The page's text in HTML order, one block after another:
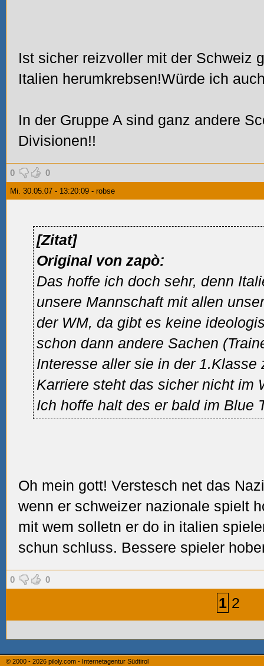
Ist sicher reizvoller mit der Schweiz
Italien herumkrebsen!Würde ich
In der Gruppe A sind ganz andere
Divisionen!!
0 0
Mi. 30.05.07 - 13:20:09 - robse
[Zitat]
Original von zapò:
Das hoffe ich doch sehr, denn
unsere Mannschaft mit allen
der WM, da gibt es keine
schon dann andere Sachen
Interesse aller sie in der 1.Klasse
Karriere steht das sicher nicht im
Ich hoffe halt des er bald im Blue
Oh mein gott! Verstesch net das
wenn er schweizer nazionale spielt
mit wem solletn er do in italien
schun schluss. Bessere spieler
0 0
1 2
© 2000 - 2026 piloly.com - Internetagentur Südtirol